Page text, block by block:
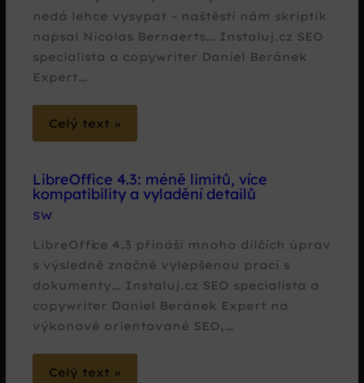
nedá lehce vysypat – naštěstí nám skriptík
napsal Nicolas Bernaerts… Instaluj.cz SEO
specialista a copywriter Daniel Beránek
Expert…
Celý text »
LibreOffice 4.3: méně limitů, více
kompatibility a vyladění detailů
SW
LibreOffice 4.3 přináší mnoho dílčích úprav
s výsledně značně vylepšenou prací s
dokumenty… Instaluj.cz SEO specialista a
copywriter Daniel Beránek Expert na
výkonově orientované SEO,…
Celý text »